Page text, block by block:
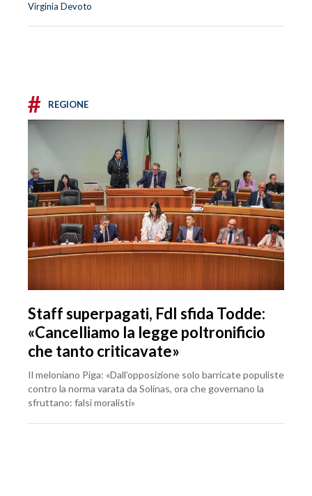
Virginia Devoto
# REGIONE
Staff superpagati, FdI sfida Todde:
«Cancelliamo la legge poltronificio
che tanto criticavate»
Il meloniano Piga: «Dall’opposizione solo barricate populiste
contro la norma varata da Solinas, ora che governano la
sfruttano: falsi moralisti»